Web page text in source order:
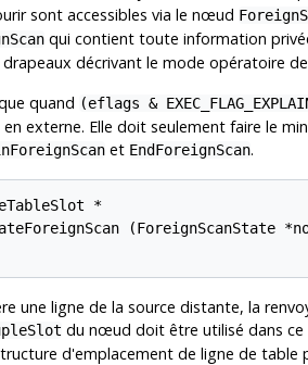
sont accessibles via le nœud
qui contient toute information
décrivant le mode opératoire
quand (eflags &
en externe. Elle doit seulement faire le
et EndForeignScan.
*
(ForeignScanState
une ligne de la source distante, la
du nœud doit être utilisé dans ce
d'emplacement de ligne de table